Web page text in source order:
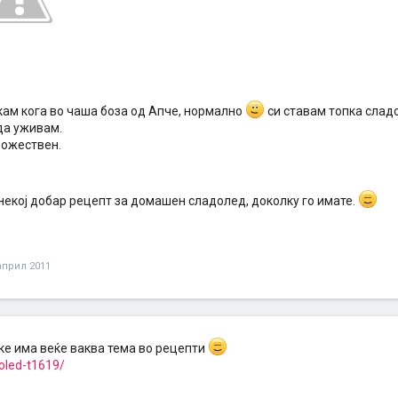
кога во чаша боза од Апче, нормално
си ставам топка
уживам.
добар рецепт за домашен сладолед, доколку го имате.
2011
има веќе ваква тема во рецепти
t1619/